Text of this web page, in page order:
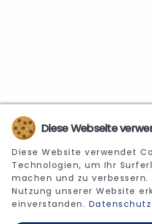
Diese Webseite
Diese Website verwendet
Technologien, um Ihr
machen und zu
Nutzung unserer Website
einverstanden.